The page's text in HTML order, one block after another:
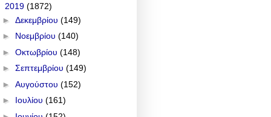
2019 (1872)
► Δεκεμβρίου (149)
► Νοεμβρίου (140)
► Οκτωβρίου (148)
► Σεπτεμβρίου (149)
► Αυγούστου (152)
► Ιουλίου (161)